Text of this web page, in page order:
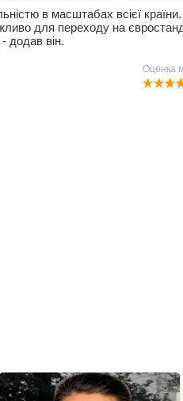
в масштабах всієї
для переходу на
- додав він.
Оценка